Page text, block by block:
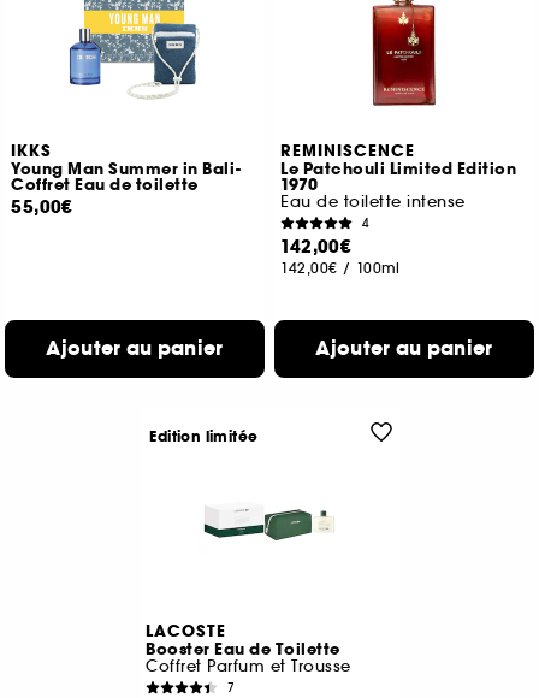
IKKS
Young Man Summer in Bali-
Coffret Eau de toilette
55,00€
Ajouter au panier
REMINISCENCE
Le Patchouli Limited Edition
1970
Eau de toilette intense
4
142,00€
142,00€ / 100ml
Ajouter au panier
LACOSTE
Booster Eau de Toilette
Coffret Parfum et Trousse
7
Edition limitée